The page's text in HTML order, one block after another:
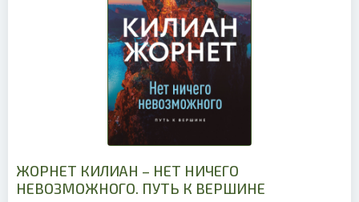
ЖОРНЕТ КИЛИАН – НЕТ НИЧЕГО
НЕВОЗМОЖНОГО. ПУТЬ К ВЕРШИНЕ